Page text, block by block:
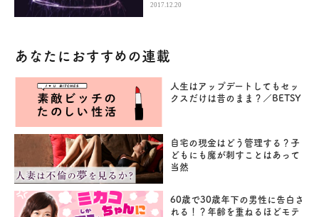
2017.12.20
あなたにおすすめの連載
人生はアップデートしてもセッ
クスだけは昔のまま？／BETSY
自宅の現金はどう管理する？子
どもにも魔が刺すことはあって
当然
60歳で30歳年下の男性に告白さ
れる！？年齢を重ねるほどモテ